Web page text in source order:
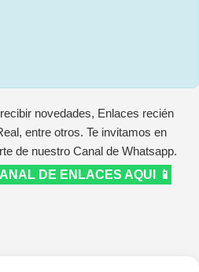
novedades, Enlaces recién
entre otros. Te invitamos en
de nuestro Canal de Whatsapp.
DE ENLACES AQUI 📱